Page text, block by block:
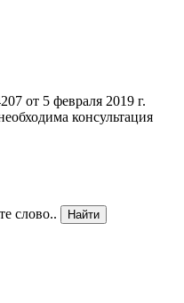
от 5 февраля 2019 г.
консультация
слово..
Найти